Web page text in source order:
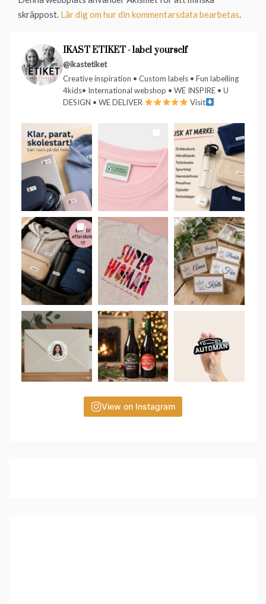
skräppost. Lär dig om hur din kommentarsdata bearbetas.
IKAST ETIKET - label yourself
@ikastetiket
Creative inspiration • Custom labels • Fun labelling
4kids• International webshop • WE INSPIRE • U
DESIGN • WE DELIVER
Visit
View on Instagram